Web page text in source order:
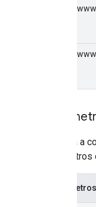
https://
https://
La tabla a
Parámetros